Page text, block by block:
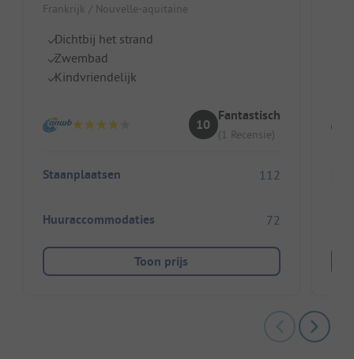
Frankrijk / Nouvelle-aquitaine
Dichtbij het strand
Zwembad
Kindvriendelijk
10
Fantastisch
(1 Recensie)
Staanplaatsen 112
Huuraccommodaties 72
Toon prijs